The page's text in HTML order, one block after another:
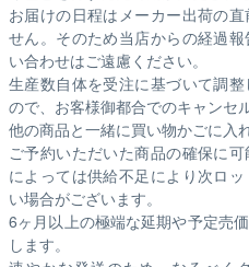
お届けの日程はメーカー出荷の
せん。そのため当店からの経過
い合わせはご遠慮ください。
生産数自体を受注に基づいて調
ので、お客様御都合でのキャンセ
他の商品と一緒に買い物かごに入
ご予約いただいた商品の確保に
によっては供給不足により次ロ
い場合がございます。
6ヶ月以上の極端な延期や予定売
します。